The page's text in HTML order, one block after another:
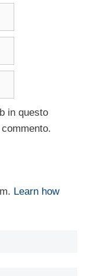
in questo
Learn how